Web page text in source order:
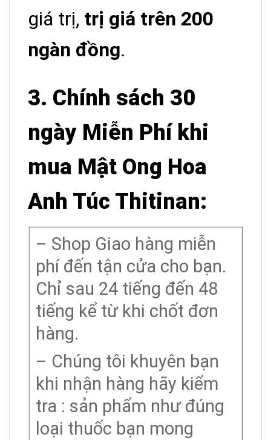
giá trị, trị giá trên 200
ngàn đồng.
3. Chính sách 30
ngày Miễn Phí khi
mua Mật Ong Hoa
Anh Túc Thitinan:
– Shop Giao hàng miễn
phí đến tận cửa cho bạn.
Chỉ sau 24 tiếng đến 48
tiếng kể từ khi chốt đơn
hàng.
– Chúng tôi khuyên bạn
khi nhận hàng hãy kiểm
tra : sản phẩm như đúng
loại thuốc bạn mong